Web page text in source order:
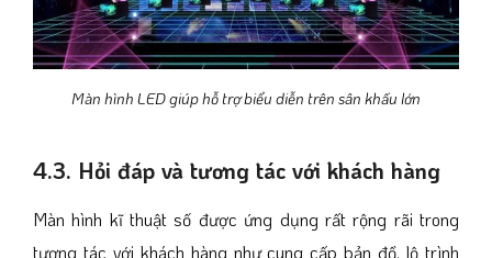
Màn hình LED giúp hỗ trợ biểu diễn trên sân khấu lớn
4.3. Hỏi đáp và tương tác với khách hàng
Màn hình kĩ thuật số được ứng dụng rất rộng rãi trong
tương tác với khách hàng như cung cấp bản đồ, lộ trình